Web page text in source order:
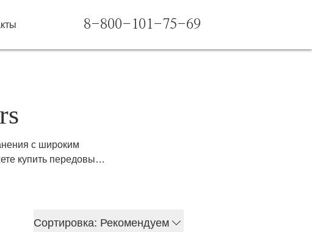
8-800-101-75-69
с широким
купить передовые
диагностические
Приобретайте
Сортировка: Рекомендуем